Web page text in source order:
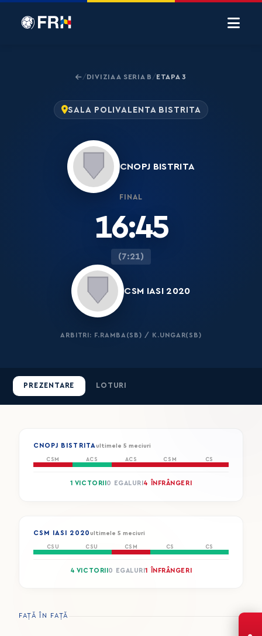
/DIVIZIA A SERIA B /ETAPA 3
SALA POLIVALENTA BISTRITA
CNOPJ BISTRITA
FINAL
16:45
(7:21)
CSM IASI 2020
ARBITRI: F.RAMBA(SB) / K.UNGAR(SB)
PREZENTARE LOTURI
CNOPJ BISTRITAultimele 5 meciuri
CSM ACS ACS CSM CS
1 VICTORII 0 EGALURI 4 ÎNFRÂNGERI
CSM IASI 2020 ultimele 5 meciuri
CSU CSU CSM CS CS
4 VICTORII 0 EGALURI1 ÎNFRÂNGERI
FAȚĂ ÎN FAȚĂ